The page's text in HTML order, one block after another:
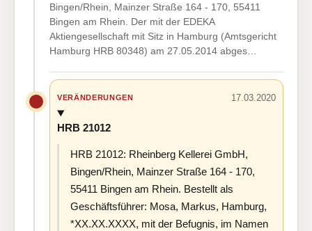
Bingen/Rhein, Mainzer Straße 164 - 170, 55411
Bingen am Rhein. Der mit der EDEKA
Aktiengesellschaft mit Sitz in Hamburg (Amtsgericht
Hamburg HRB 80348) am 27.05.2014 abges…
VERÄNDERUNGEN 17.03.2020
HRB 21012
HRB 21012: Rheinberg Kellerei GmbH,
Bingen/Rhein, Mainzer Straße 164 - 170,
55411 Bingen am Rhein. Bestellt als
Geschäftsführer: Mosa, Markus, Hamburg,
*XX.XX.XXXX, mit der Befugnis, im Namen